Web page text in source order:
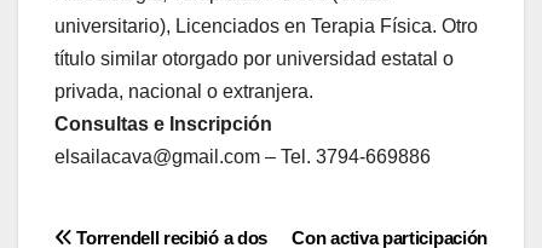
universitario), Licenciados en Terapia Física. Otro
título similar otorgado por universidad estatal o
privada, nacional o extranjera.
Consultas e Inscripción
elsailacava@gmail.com – Tel. 3794-669886
Con activa participación
Torrendell recibió a dos